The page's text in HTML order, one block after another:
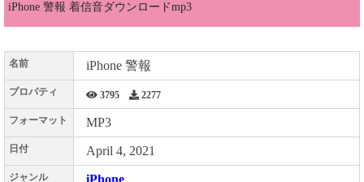
iPhone 警報 着信音ダウンロードmp3
名前 iPhone 警報
プロパティ 3795 2277
フォーマット MP3
日付 April 4, 2021
ジャンル iPhone